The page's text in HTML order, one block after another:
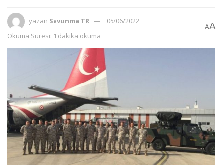
yazan Savunma TR
06/06/2022
Okuma Süresi: 1 dakika okuma
AA